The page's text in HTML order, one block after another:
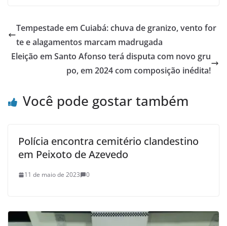
Tempestade em Cuiabá: chuva de granizo, vento for
te e alagamentos marcam madrugada
Eleição em Santo Afonso terá disputa com novo gru
po, em 2024 com composição inédita!
Você pode gostar também
Polícia encontra cemitério clandestino
em Peixoto de Azevedo
11 de maio de 2023 0